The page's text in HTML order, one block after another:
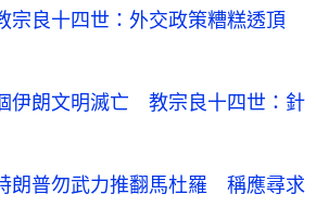
宗良十四世：外交政策糟糕透頂
伊朗文明滅亡 教宗良十四世：針
朗普勿武力推翻馬杜羅 稱應尋求